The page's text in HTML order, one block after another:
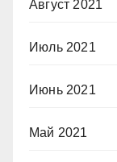
Август 2021
Июль 2021
Июнь 2021
Май 2021